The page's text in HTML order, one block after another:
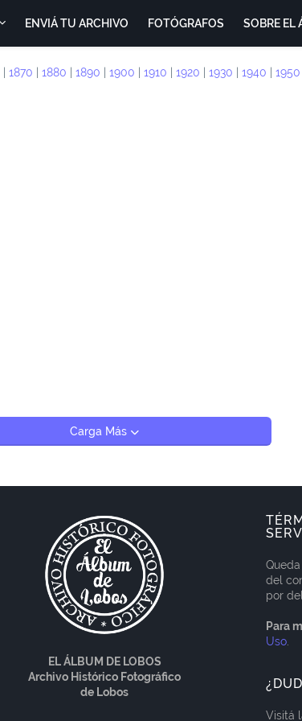
ENVIÁ TU ARCHIVO FOTÓGRAFOS SOBRE EL
1870 1880 1890 1900 1910 1920 1930 1940 1950
Carga Más
EL ÁLBUM DE LOBOS
Archivo Histórico Fotográfico
de Lobos
del
por
Para
Uso
Visitá